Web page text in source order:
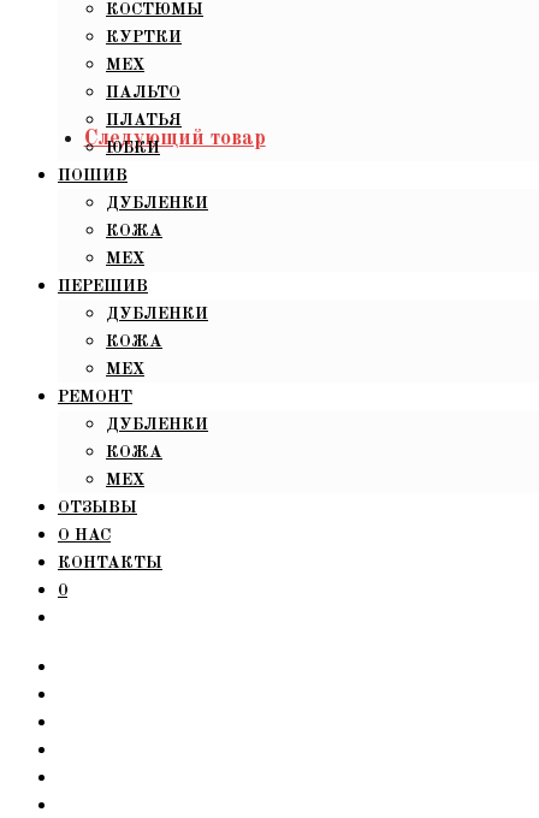
КОСТЮМЫ
КУРТКИ
МЕХ
ПАЛЬТО
ПЛАТЬЯ
ЮБКИ
ПОШИВ
ДУБЛЕНКИ
КОЖА
МЕХ
ПЕРЕШИВ
ДУБЛЕНКИ
КОЖА
МЕХ
РЕМОНТ
ДУБЛЕНКИ
КОЖА
МЕХ
ОТЗЫВЫ
О НАС
КОНТАКТЫ
0
Следующий товар